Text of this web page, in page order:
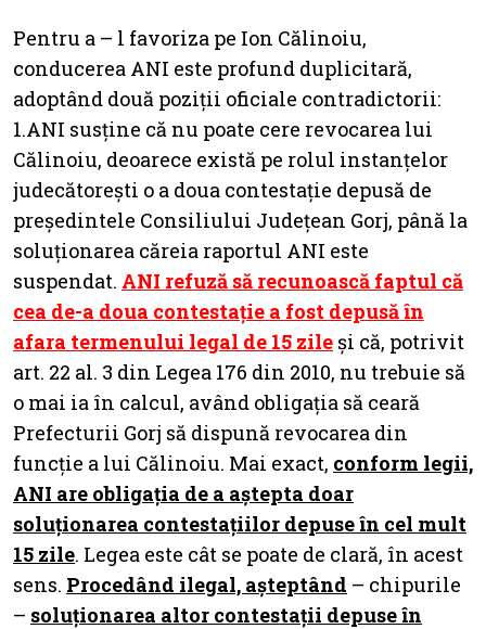
Pentru a – l favoriza pe Ion Călinoiu,
conducerea ANI este profund duplicitară,
adoptând două poziții oficiale contradictorii:
1.ANI susține că nu poate cere revocarea lui
Călinoiu, deoarece există pe rolul instanțelor
judecătorești o a doua contestație depusă de
președintele Consiliului Județean Gorj, până la
soluționarea căreia raportul ANI este
suspendat. ANI refuză să recunoască faptul că
cea de-a doua contestație a fost depusă în
afara termenului legal de 15 zile și că, potrivit
art. 22 al. 3 din Legea 176 din 2010, nu trebuie să
o mai ia în calcul, având obligația să ceară
Prefecturii Gorj să dispună revocarea din
funcție a lui Călinoiu. Mai exact, conform legii,
ANI are obligația de a aștepta doar
soluționarea contestațiilor depuse în cel mult
15 zile. Legea este cât se poate de clară, în acest
sens. Procedând ilegal, așteptând – chipurile
– soluționarea altor contestații depuse în